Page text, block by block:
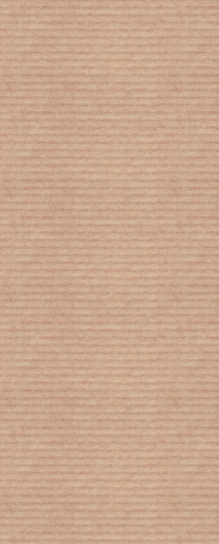
ΗΠΑ: Απίστευτο περιστατικό –
Βρέθηκε στο στόμα μιας φάλαινας και
επέζησε
Ο ΝΙΚΗΤΗΣ ΠΟΥ ΔΕΝ ΤΕΡΜΑΤΙΣΕ
ΠΡΩΤΟΣ!
Κορωνοϊός: Αυτός είναι ο λόγος που η
νόσος δεν πλήττει μόνο ηλικιωμένους
– Τι λέει ο Σ. Τσιόδρας
Σημαντική ανακάλυψη για την
καρκινογένεση